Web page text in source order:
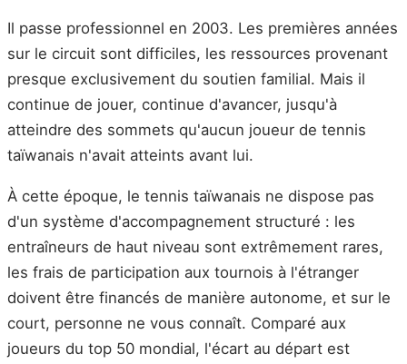
Il passe professionnel en 2003. Les premières années
sur le circuit sont difficiles, les ressources provenant
presque exclusivement du soutien familial. Mais il
continue de jouer, continue d'avancer, jusqu'à
atteindre des sommets qu'aucun joueur de tennis
taïwanais n'avait atteints avant lui.
À cette époque, le tennis taïwanais ne dispose pas
d'un système d'accompagnement structuré : les
entraîneurs de haut niveau sont extrêmement rares,
les frais de participation aux tournois à l'étranger
doivent être financés de manière autonome, et sur le
court, personne ne vous connaît. Comparé aux
joueurs du top 50 mondial, l'écart au départ est